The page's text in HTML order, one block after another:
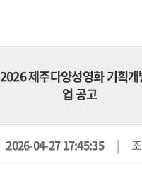
제주다양성영화 기획개
업 공고
2026-04-27 17:45:35